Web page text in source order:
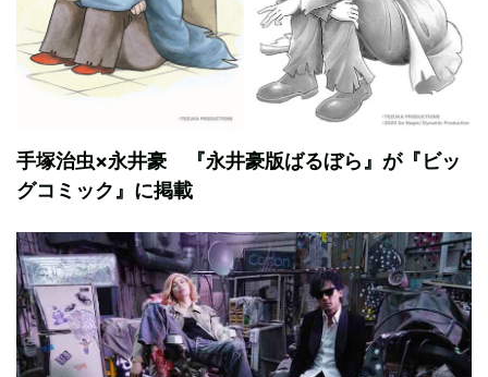
手塚治虫×永井豪 『永井豪版ばるぼら』が『ビッ
グコミック』に掲載